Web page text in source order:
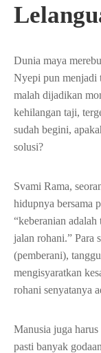
Dunia maya
Nyepi pun
malah dijadikan
kehilangan taji,
sudah begini,
solusi?
Svami Rama,
hidupnya bersama
“keberanian
jalan rohani.” Para
(pemberani),
mengisyaratkan
rohani senyatanya
Manusia juga
pasti banyak